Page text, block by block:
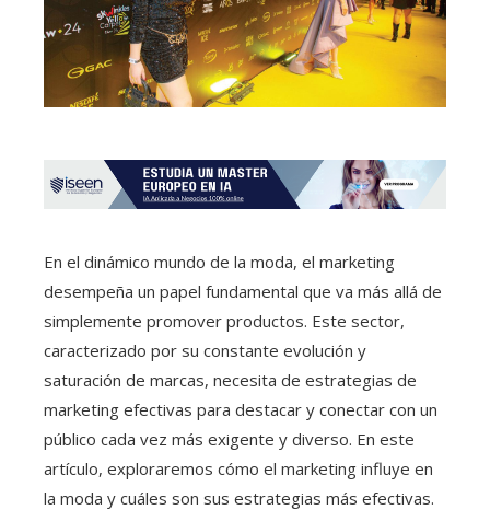
En el dinámico mundo de la moda, el marketing
desempeña un papel fundamental que va más allá de
simplemente promover productos. Este sector,
caracterizado por su constante evolución y
saturación de marcas, necesita de estrategias de
marketing efectivas para destacar y conectar con un
público cada vez más exigente y diverso. En este
artículo, exploraremos cómo el marketing influye en
la moda y cuáles son sus estrategias más efectivas.